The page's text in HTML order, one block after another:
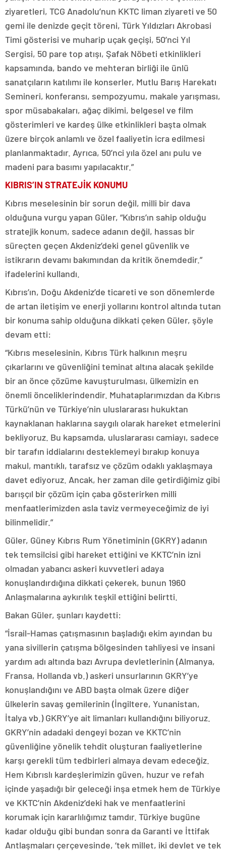
ziyaretleri, TCG Anadolu’nun KKTC liman ziyareti ve 50
gemi ile denizde geçit töreni, Türk Yıldızları Akrobasi
Timi gösterisi ve muharip uçak geçişi, 50’nci Yıl
Sergisi, 50 pare top atışı, Şafak Nöbeti etkinlikleri
kapsamında, bando ve mehteran birliği ile ünlü
sanatçıların katılımı ile konserler, Mutlu Barış Harekatı
Semineri, konferansı, sempozyumu, makale yarışması,
spor müsabakaları, ağaç dikimi, belgesel ve film
gösterimleri ve kardeş ülke etkinlikleri başta olmak
üzere birçok anlamlı ve özel faaliyetin icra edilmesi
planlanmaktadır. ​Ayrıca, 50’nci yıla özel anı pulu ve
madeni para basımı yapılacaktır.”
KIBRIS’IN STRATEJİK KONUMU
Kıbrıs meselesinin bir sorun değil, milli bir dava
olduğuna vurgu yapan Güler, “Kıbrıs’ın sahip olduğu
stratejik konum, sadece adanın değil, hassas bir
süreçten geçen Akdeniz’deki genel güvenlik ve
istikrarın devamı bakımından da kritik önemdedir.”
ifadelerini kullandı.
Kıbrıs’ın, Doğu Akdeniz’de ticareti ve son dönemlerde
de artan iletişim ve enerji yollarını kontrol altında tutan
bir konuma sahip olduğuna dikkati çeken Güler, şöyle
devam etti:
“Kıbrıs meselesinin, Kıbrıs Türk halkının meşru
çıkarlarını ve güvenliğini teminat altına alacak şekilde
bir an önce çözüme kavuşturulması, ülkemizin en
önemli önceliklerindendir. Muhataplarımızdan da Kıbrıs
Türkü’nün ve Türkiye’nin uluslararası hukuktan
kaynaklanan haklarına saygılı olarak hareket etmelerini
bekliyoruz. Bu kapsamda, uluslararası camiayı, sadece
bir tarafın iddialarını desteklemeyi bırakıp konuya
makul, mantıklı, tarafsız ve çözüm odaklı yaklaşmaya
davet ediyoruz. Ancak, her zaman dile getirdiğimiz gibi
barışçıl bir çözüm için çaba gösterirken milli
menfaatlerimizden asla taviz vermeyeceğimiz de iyi
bilinmelidir.”
Güler, Güney Kıbrıs Rum Yönetiminin (GKRY) adanın
tek temsilcisi gibi hareket ettiğini ve KKTC’nin izni
olmadan yabancı askeri kuvvetleri adaya
konuşlandırdığına dikkati çekerek, bunun 1960
Anlaşmalarına aykırılık teşkil ettiğini belirtti.
Bakan Güler, şunları kaydetti:
“İsrail-Hamas çatışmasının başladığı ekim ayından bu
yana sivillerin çatışma bölgesinden tahliyesi ve insani
yardım adı altında bazı Avrupa devletlerinin (Almanya,
Fransa, Hollanda vb.) askeri unsurlarının GKRY’ye
konuşlandığını ve ABD başta olmak üzere diğer
ülkelerin savaş gemilerinin (İngiltere, Yunanistan,
İtalya vb.) GKRY’ye ait limanları kullandığını biliyoruz.
GKRY’nin adadaki dengeyi bozan ve KKTC’nin
güvenliğine yönelik tehdit oluşturan faaliyetlerine
karşı gerekli tüm tedbirleri almaya devam edeceğiz.
Hem Kıbrıslı kardeşlerimizin güven, huzur ve refah
içinde yaşadığı bir geleceği inşa etmek hem de Türkiye
ve KKTC’nin Akdeniz’deki hak ve menfaatlerini
korumak için kararlılığımız tamdır. Türkiye bugüne
kadar olduğu gibi bundan sonra da Garanti ve İttifak
Antlaşmaları çerçevesinde, ‘tek millet, iki devlet ve tek